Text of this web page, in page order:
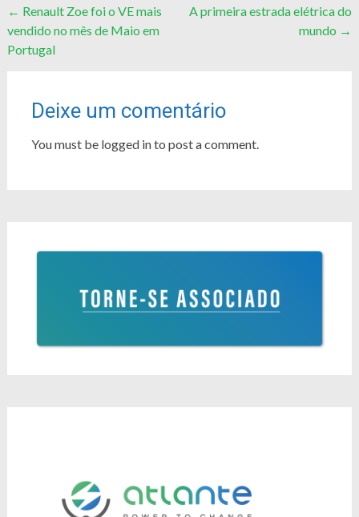
Post
navigation
← Renault Zoe foi o VE mais
vendido no mês de Maio em
Portugal
A primeira estrada elétrica do
mundo →
Deixe um comentário
You must be logged in to post a comment.